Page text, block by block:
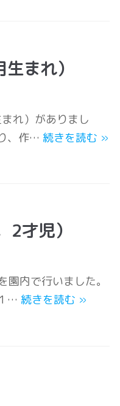
まれ）
れ）がありまし
、作… 続きを読む »
2才児）
内で行いました。
… 続きを読む »